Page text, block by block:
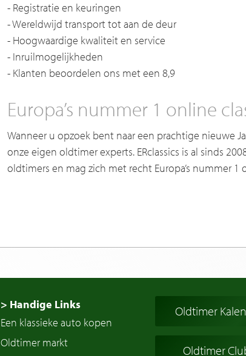
- Registratie en keuringen
- Wereldwijd transport tot aan de deur
- Hoogwaardige kwaliteit en service
- Inruilmogelijkheden
- Klanten beoordelen ons met een 8,9
Europa’s nummer 1 online
Wanneer u opzoek bent naar een prachtige nieuwe
onze eigen oldtimer experts. ERclassics is al sinds
oldtimers en mag zich met recht Europa’s nummer 1
> Handige Links
Een klassieke auto kopen
Oldtimer markt
Oldtimer
Oldtimer